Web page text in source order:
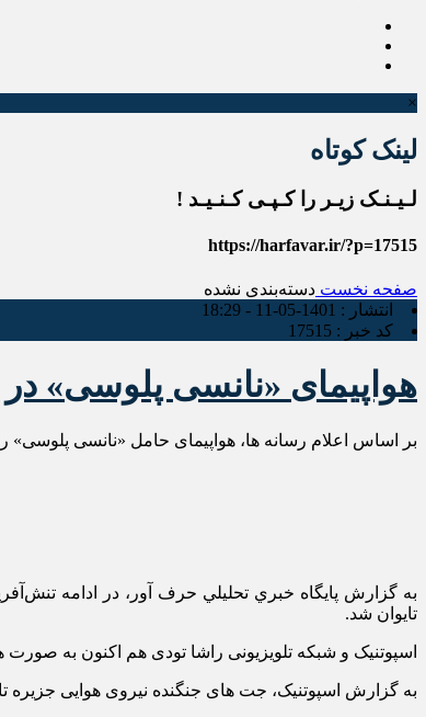
×
لینک کوتاه
لـیـنـک زیـر را کـپـی کـنـیـد !
https://harfavar.ir/?p=17515
صفحه نخست دسته‌بندی نشده
انتشار : 1401-05-11 - 18:29
کد خبر : 17515
هواپیمای «نانسی پلوسی» در
بر اساس اعلام رسانه ها، هواپیمای حامل «نانسی
به گزارش پايگاه خبري تحليلي حرف آور، در ادامه
تایوان شد.
اسپوتنیک و شبکه تلویزیونی راشا تودی هم اکنون به صورت
به گزارش اسپوتنیک، جت های جنگنده نیروی هوایی جزیره